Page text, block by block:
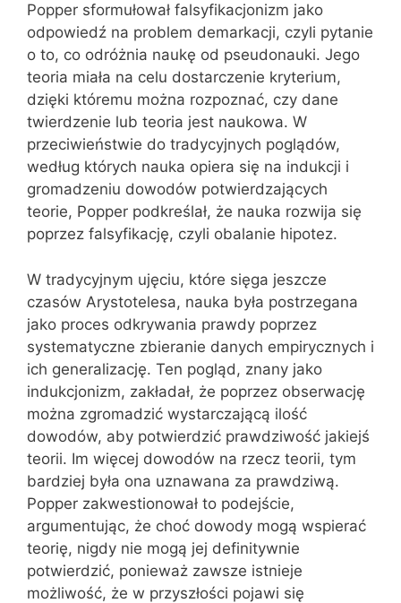
Popper sformułował falsyfikacjonizm jako
odpowiedź na problem demarkacji, czyli pytanie
o to, co odróżnia naukę od pseudonauki. Jego
teoria miała na celu dostarczenie kryterium,
dzięki któremu można rozpoznać, czy dane
twierdzenie lub teoria jest naukowa. W
przeciwieństwie do tradycyjnych poglądów,
według których nauka opiera się na indukcji i
gromadzeniu dowodów potwierdzających
teorie, Popper podkreślał, że nauka rozwija się
poprzez falsyfikację, czyli obalanie hipotez.
W tradycyjnym ujęciu, które sięga jeszcze
czasów Arystotelesa, nauka była postrzegana
jako proces odkrywania prawdy poprzez
systematyczne zbieranie danych empirycznych i
ich generalizację. Ten pogląd, znany jako
indukcjonizm, zakładał, że poprzez obserwację
można zgromadzić wystarczającą ilość
dowodów, aby potwierdzić prawdziwość jakiejś
teorii. Im więcej dowodów na rzecz teorii, tym
bardziej była ona uznawana za prawdziwą.
Popper zakwestionował to podejście,
argumentując, że choć dowody mogą wspierać
teorię, nigdy nie mogą jej definitywnie
potwierdzić, ponieważ zawsze istnieje
możliwość, że w przyszłości pojawi się